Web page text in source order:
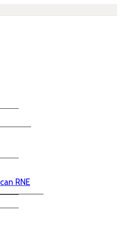
RNE